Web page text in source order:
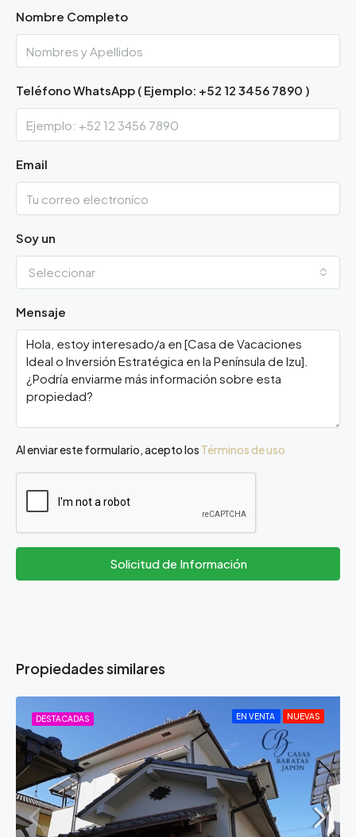
Nombre Completo
Teléfono WhatsApp ( Ejemplo: +52 12 3456 7890 )
Email
Soy un
Seleccionar
Mensaje
Al enviar este formulario, acepto los Términos de uso
Solicitud de Información
Propiedades similares
DESTACADAS EN VENTA NUEVAS